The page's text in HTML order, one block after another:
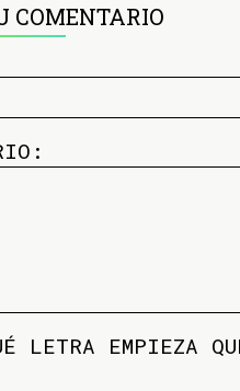
COMENTARIO
LETRA EMPIEZA